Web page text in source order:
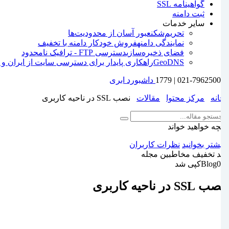
گواهینامه SSL
ثبت دامنه
سایر خدمات
تحریم‌شکنعبور آسان از محدودیت‌ها
نمایندگی دامنهفروش خودکار دامنه با تخفیف
فضای ذخیره‌سازیدسترسی FTP - ترافیک نامحدود
GeoDNSراهکاری پایدار برای دسترسی سایت از ایران
021-79625000 | 1779 داشبورد ابری
خانه مرکز محتوا مقالات نصب SSL در ناحیه کاربری
آنچه خواهید خواند
بیشتر بخوانید نظرات کاربران
کد تخفیف مخاطبین مجله
Blog01کپی شد
نصب SSL در ناحیه کاربری